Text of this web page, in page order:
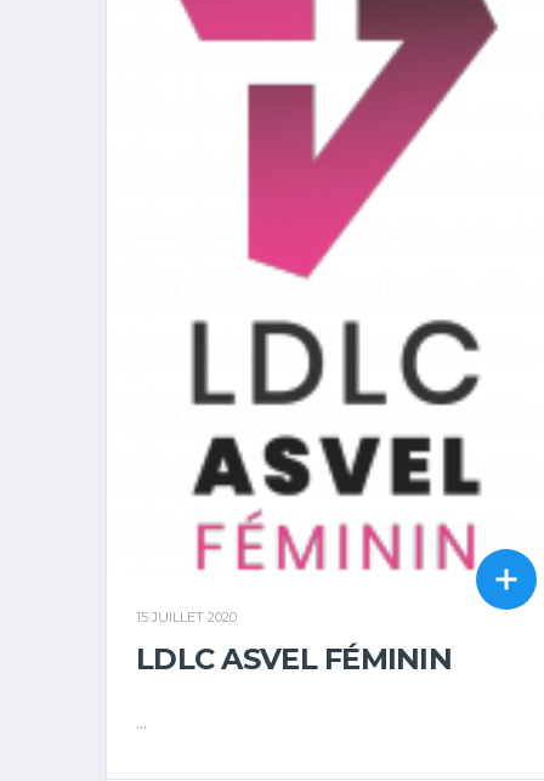
15 JUILLET 2020
LDLC ASVEL FÉMININ
...